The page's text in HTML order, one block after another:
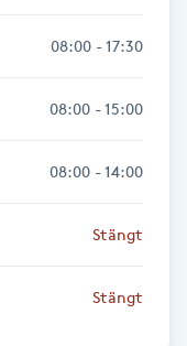
08:00 - 17:30
08:00 - 15:00
08:00 - 14:00
Stängt
Stängt